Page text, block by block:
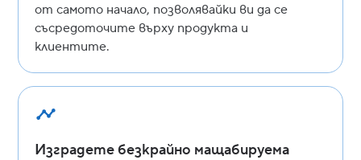
от самото начало, позволявайки ви да се
съсредоточите върху продукта и
клиентите.
Изградете безкрайно мащабируема